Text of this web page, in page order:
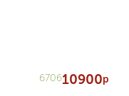
670610900р